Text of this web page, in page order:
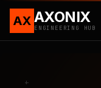
AX AXONIX
ENGINEERING HUB
+